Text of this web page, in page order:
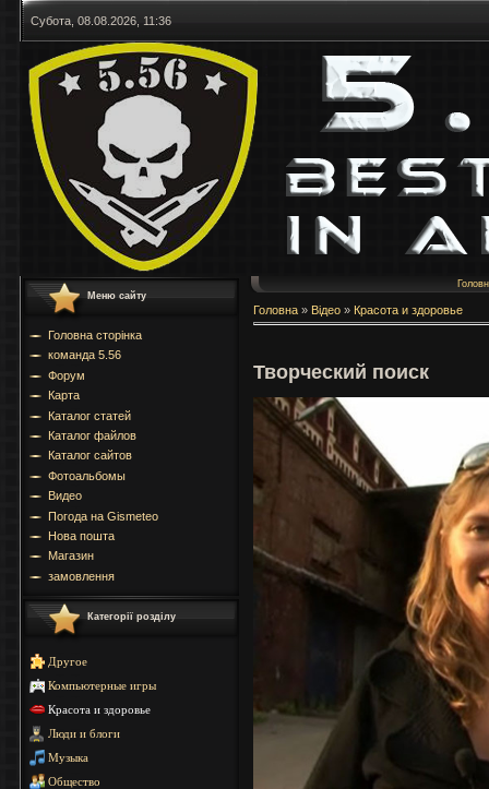
Субота, 08.08.2026, 11:36
Меню сайту
Головна сторінка
команда 5.56
Форум
Карта
Каталог статей
Каталог файлов
Каталог сайтов
Фотоальбомы
Видео
Погода на Gismeteo
Нова пошта
Магазин
замовлення
Категорії розділу
Другое
Компьютерные игры
Красота и здоровье
Люди и блоги
Музыка
Общество
Головна » Відео » Красота и здоровье
Творческий поиск